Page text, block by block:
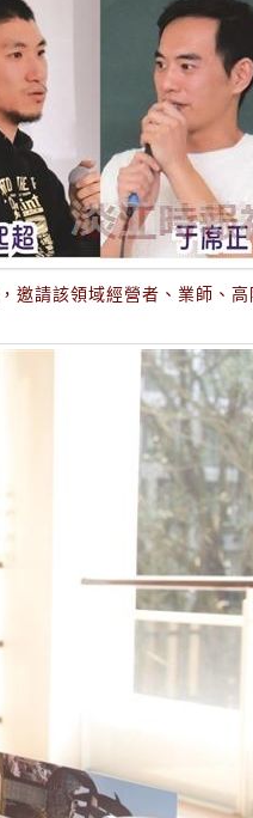
邀請該領域經營者、業師、